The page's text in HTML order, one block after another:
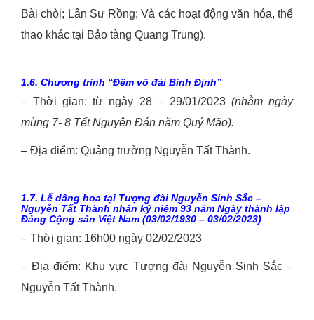
Bài chòi; Lân Sư Rồng; Và các hoạt động văn hóa, thể
thao khác tại Bảo tàng Quang Trung).
1.6. Chương trình “Đêm võ đài Bình Định”
– Thời gian: từ ngày 28 – 29/01/2023 (nhằm ngày
mùng 7- 8 Tết Nguyên Đán năm Quý Mão).
– Địa điểm: Quảng trường Nguyễn Tất Thành.
1.7. Lễ dâng hoa tại Tượng đài Nguyễn Sinh Sắc –
Nguyễn Tất Thành nhân kỷ niệm 93 năm Ngày thành lập
Đảng Cộng sản Việt Nam (03/02/1930 – 03/02/2023)
– Thời gian: 16h00 ngày 02/02/2023
– Địa điểm: Khu vực Tượng đài Nguyễn Sinh Sắc –
Nguyễn Tất Thành.